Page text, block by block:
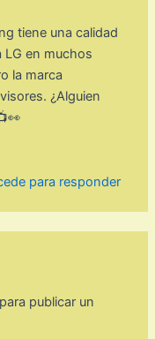
tiene una calidad
LG en muchos
la marca
¿Alguien
para responder
para publicar un